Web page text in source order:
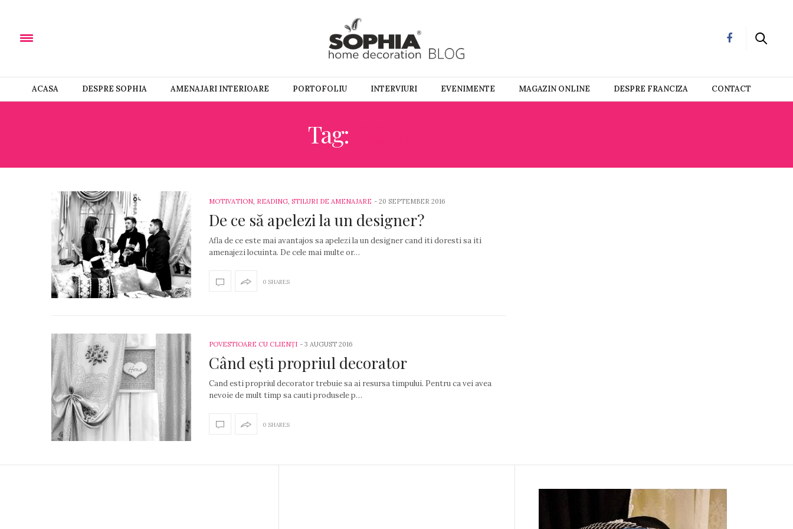
ACASA DESPRE SOPHIA AMENAJARI INTERIOARE PORTOFOLIU INTERVIURI EVENIMENTE MAGAZIN ONLINE DESPRE FRANCIZA CONTACT
Tag:
MOTIVATION, READING, STILURI DE AMENAJARE - 20 SEPTEMBER 2016
De ce să apelezi la un designer?
Afla de ce este mai avantajos sa apelezi la un designer cand iti doresti sa iti
amenajezi locuinta. De cele mai multe or…
0 SHARES
POVESTIOARE CU CLIENȚI - 3 AUGUST 2016
Când ești propriul decorator
Cand esti propriul decorator trebuie sa ai resursa timpului. Pentru ca vei avea
nevoie de mult timp sa cauti produsele p…
0 SHARES